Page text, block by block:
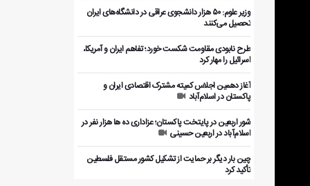
وزیر علوم: ۵۰ هزار دانشجوی عراقی در دانشگاه‌های ایران
تحصیل می‌کنند
طرح نابودی مقاومت شکست خورد؛ تفاهم ایران و آمریکا،
اسرائیل را مهار کرد
آغاز دهمین اجلاس کمیته مشترک اقتصادی ایران و
پاکستان در اسلام‌آباد
شور اربعین در پایتخت پاکستان؛ عزاداری ده ها هزار نفر در
اسلام‌آباد در اربعین حسینی
چین بار دیگر بر حمایت از تشکیل کشور مستقل فلسطین
تأکید کرد